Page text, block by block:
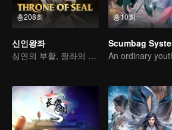
총208회
신인왕좌
심연의 부활, 왕좌의 도래
총10회
Scumbag